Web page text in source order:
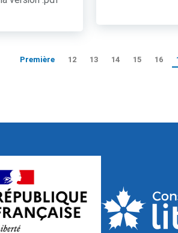
Première 12 13 14 15 16